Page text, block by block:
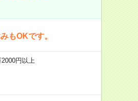
もOKです。
円以上